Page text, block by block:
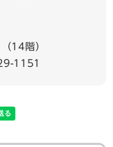
14階）
1151